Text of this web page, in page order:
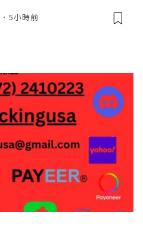
5小時前